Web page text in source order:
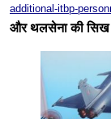
additional-itbp-
और थलसेना की सिख